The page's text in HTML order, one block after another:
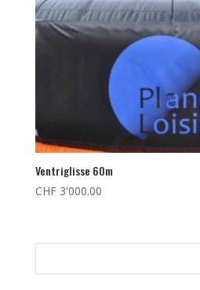
Ventriglisse 60m
CHF3'000.00